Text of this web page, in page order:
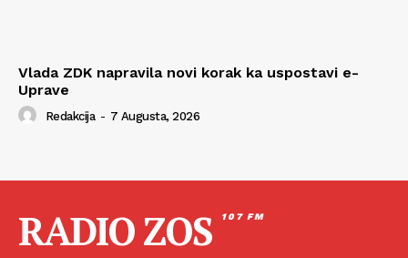
Vlada ZDK napravila novi korak ka uspostavi e-
Uprave
Redakcija - 7 Augusta, 2026
RADIO ZOS 107 FM